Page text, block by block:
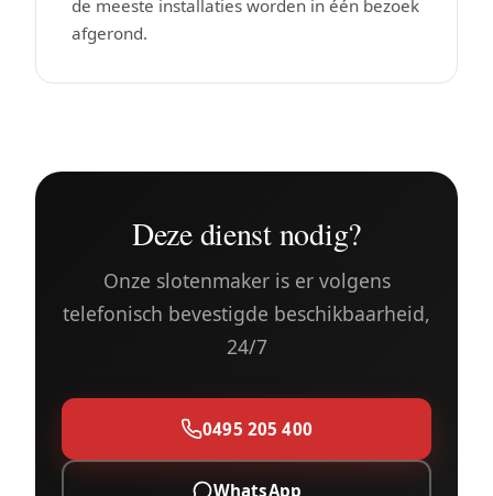
de meeste installaties worden in één bezoek
afgerond.
Deze dienst nodig?
Onze slotenmaker is er volgens
telefonisch bevestigde beschikbaarheid,
24/7
0495 205 400
WhatsApp